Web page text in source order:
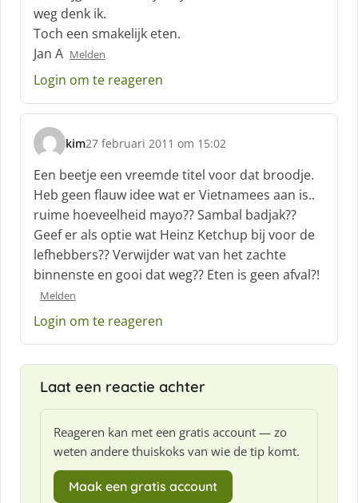
f
:
weg denk ik.
Toch een smakelijk eten.
Jan A Melden
Login om te reageren
kim
s
c
h
r
e
e
f
:
27 februari 2011 om 15:02
Een beetje een vreemde titel voor dat broodje.
Heb geen flauw idee wat er Vietnamees aan is..
ruime hoeveelheid mayo?? Sambal badjak??
Geef er als optie wat Heinz Ketchup bij voor de
lefhebbers?? Verwijder wat van het zachte
binnenste en gooi dat weg?? Eten is geen afval?!
Melden
Login om te reageren
Laat een reactie achter
Reageren kan met een gratis account — zo
weten andere thuiskoks van wie de tip komt.
Maak een gratis account